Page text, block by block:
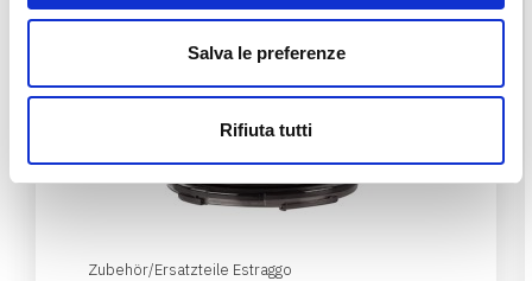
Salva le preferenze
Rifiuta tutti
Zubehör/Ersatzteile Estraggo